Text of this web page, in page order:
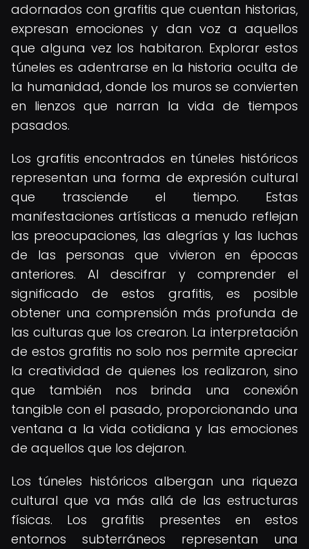
adornados con grafitis que cuentan historias,
expresan emociones y dan voz a aquellos
que alguna vez los habitaron. Explorar estos
túneles es adentrarse en la historia oculta de
la humanidad, donde los muros se convierten
en lienzos que narran la vida de tiempos
pasados.
Los grafitis encontrados en túneles históricos
representan una forma de expresión cultural
que trasciende el tiempo. Estas
manifestaciones artísticas a menudo reflejan
las preocupaciones, las alegrías y las luchas
de las personas que vivieron en épocas
anteriores. Al descifrar y comprender el
significado de estos grafitis, es posible
obtener una comprensión más profunda de
las culturas que los crearon. La interpretación
de estos grafitis no solo nos permite apreciar
la creatividad de quienes los realizaron, sino
que también nos brinda una conexión
tangible con el pasado, proporcionando una
ventana a la vida cotidiana y las emociones
de aquellos que los dejaron.
Los túneles históricos albergan una riqueza
cultural que va más allá de las estructuras
físicas. Los grafitis presentes en estos
entornos subterráneos representan una